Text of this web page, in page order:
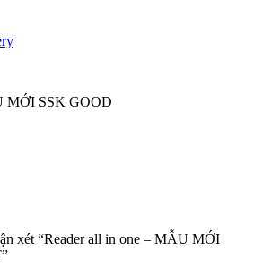
MỚI SSK GOOD
xét “Reader all in one – MẪU MỚI